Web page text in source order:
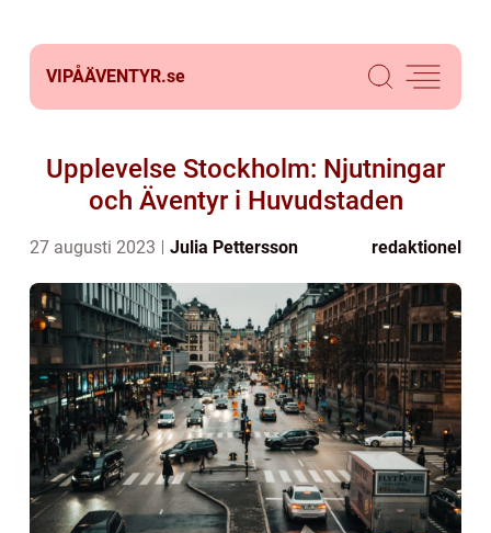
VIPÅÄVENTYR.se
Upplevelse Stockholm: Njutningar
och Äventyr i Huvudstaden
27 augusti 2023 Julia Pettersson redaktionel